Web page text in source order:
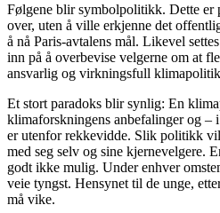
Følgene blir symbolpolitikk. Dette er
over, uten å ville erkjenne det
å nå Paris-avtalens mål. Likevel
inn på å overbevise velgerne om at
ansvarlig og virkningsfull
Et stort paradoks blir synlig: En
klimaforskningens anbefalinger og –
er utenfor rekkevidde. Slik politikk
med seg selv og sine kjernevelgere.
godt ikke mulig. Under enhver
veie tyngst. Hensynet til de unge,
må vike.